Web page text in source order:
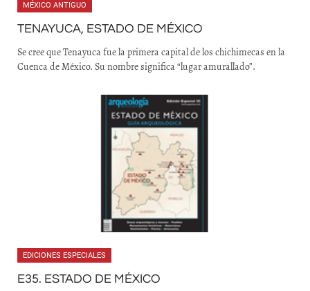
MÉXICO ANTIGUO
TENAYUCA, ESTADO DE MÉXICO
Se cree que Tenayuca fue la primera capital de los chichimecas en la
Cuenca de México. Su nombre significa “lugar amurallado”.
EDICIONES ESPECIALES
E35. ESTADO DE MÉXICO